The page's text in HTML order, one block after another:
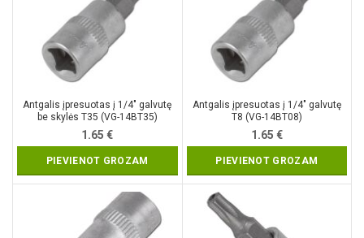
Antgalis įpresuotas į 1/4″ galvutę
be skylės T35 (VG-14BT35)
1.65€
PIEVIENOT GROZAM
Antgalis įpresuotas į 1/4″ galvutę
T8 (VG-14BT08)
1.65 €
PIEVIENOT GROZAM